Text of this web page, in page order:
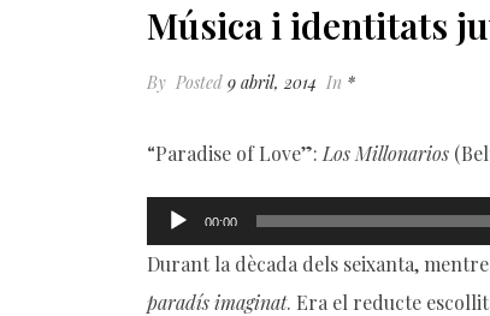
Música i identitats
By Posted 9 abril, 2014 In *
“Paradise of Love”: Los Millonarios
Reproductor
d'àudio
00:00
Durant la dècada dels seixanta,
paradís imaginat. Era el reducte